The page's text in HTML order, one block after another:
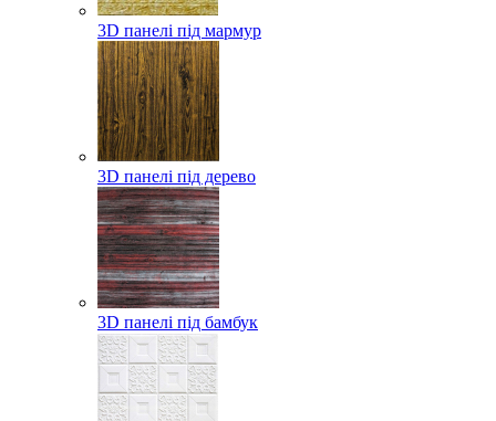
3D панелі під мармур
3D панелі під дерево
3D панелі під бамбук